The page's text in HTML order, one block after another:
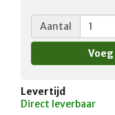
Aantal
Levertijd
Direct leverbaar